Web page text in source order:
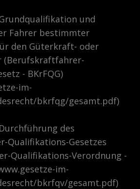
und
Fahrer bestimmter
den Güterkraft- oder
(Berufskraftfahrer-
- BKrFQG)
im-
bkrfqg/gesamt.pdf)
des
Qualifikations-Gesetzes
Qualifikations-Verordnung -
im-
bkrfqv/gesamt.pdf)